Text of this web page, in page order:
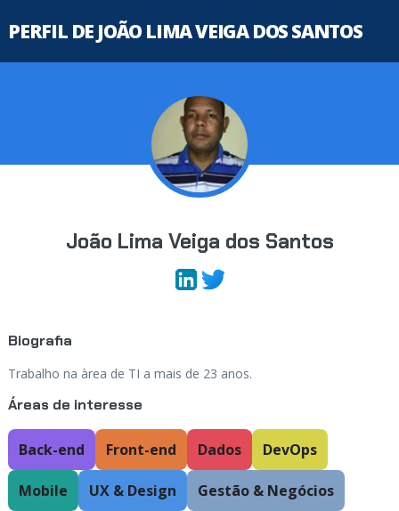
PERFIL DE JOÃO LIMA VEIGA DOS SANTOS
João Lima Veiga dos Santos
Biografia
Trabalho na àrea de TI a mais de 23 anos.
Áreas de interesse
Back-end Front-end Dados DevOps
Mobile UX & Design Gestão & Negócios